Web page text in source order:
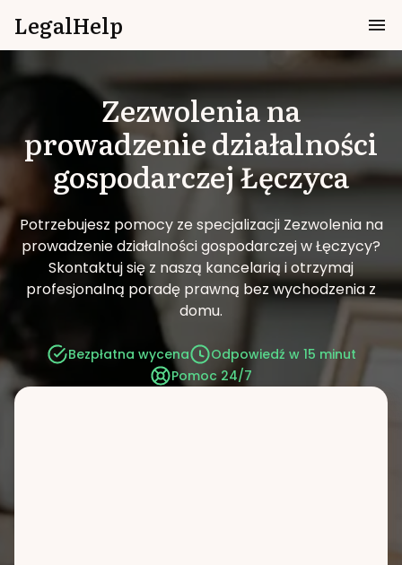
LegalHelp
Zezwolenia na
prowadzenie działalności
gospodarczejŁęczyca
Potrzebujesz pomocy ze specjalizacji Zezwolenia na
prowadzenie działalności gospodarczej w Łęczycy?
Skontaktuj się z naszą kancelarią i otrzymaj
profesjonalną poradę prawną bez wychodzenia z
domu.
Bezpłatna wycena
Odpowiedź w 15 minut
Pomoc 24/7